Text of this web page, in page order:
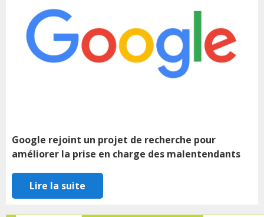
Google rejoint un projet de recherche pour
améliorer la prise en charge des malentendants
Lire la suite